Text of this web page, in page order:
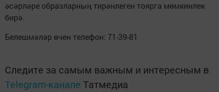
әсәрләре образларның тирәнлеген тоярга мөмкинлек
бирә.
Белешмәләр өчен телефон: 71-39-81
Следите за самым важным и интересным в
Telegram-канале Татмедиа